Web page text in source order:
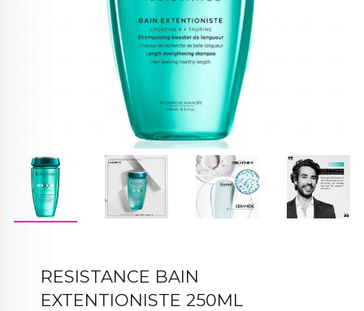
RESISTANCE BAIN
EXTENTIONISTE 250ML